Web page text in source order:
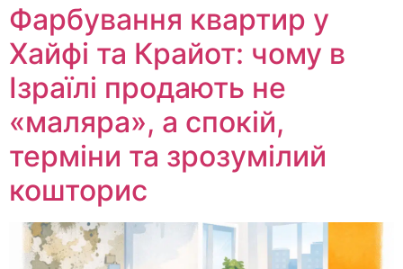
Фарбування квартир у
Хайфі та Крайот: чому в
Ізраїлі продають не
«маляра», а спокій,
терміни та зрозумілий
кошторис